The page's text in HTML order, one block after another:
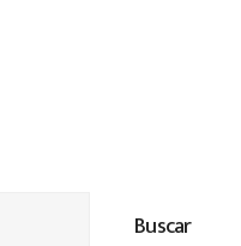
Buscar